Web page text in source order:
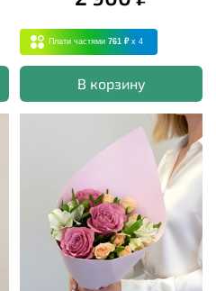
Плати частями 761 ₽ x 4
В корзину